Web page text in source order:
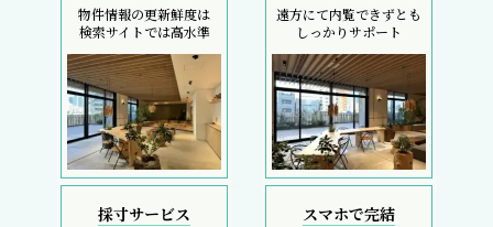
物件情報の更新鮮度は
検索サイトでは高水準
遠方にて内覧できずとも
しっかりサポート
採寸サービス スマホで完結